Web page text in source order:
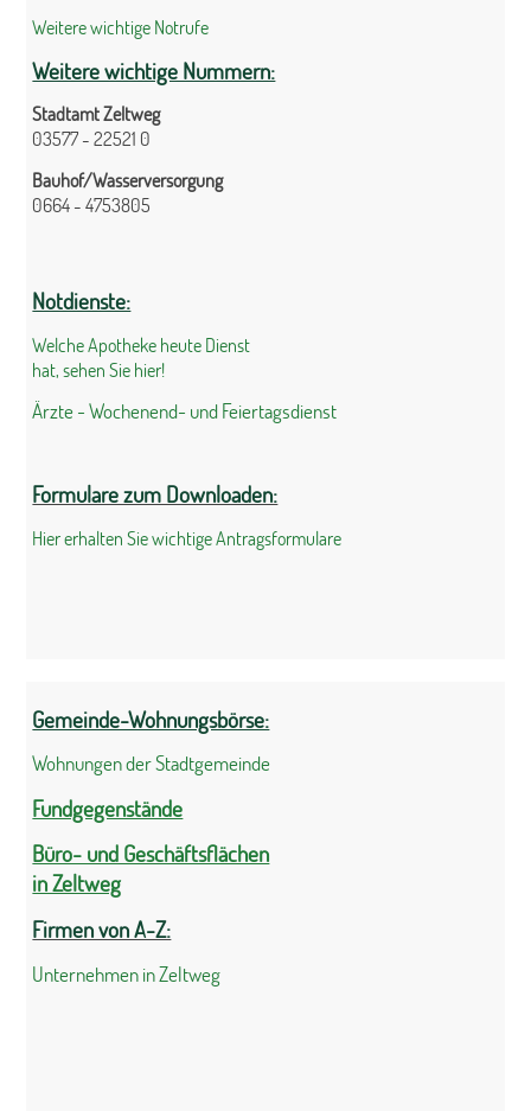
Weitere wichtige Notrufe
Weitere wichtige Nummern:
Stadtamt Zeltweg
03577 - 22521 0
Bauhof/Wasserversorgung
0664 - 4753805
Notdienste:
Welche Apotheke heute Dienst
hat, sehen Sie hier!
Ärzte - Wochenend- und Feiertagsdienst
Formulare zum Downloaden:
Hier erhalten Sie wichtige Antragsformulare
Gemeinde-Wohnungsbörse:
Wohnungen der Stadtgemeinde
Fundgegenstände
Büro- und Geschäftsflächen
in Zeltweg
Firmen von A-Z:
Unternehmen in Zeltweg